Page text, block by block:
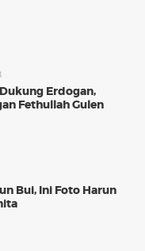
Erdogan,
Fethullah Gulen
Bui, Ini Foto Harun